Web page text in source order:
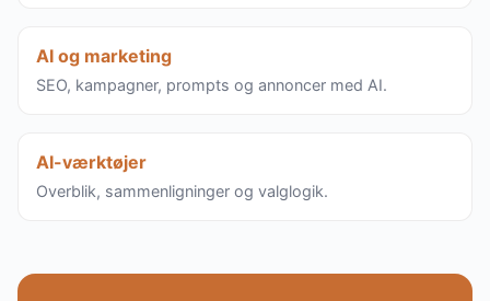
AI og marketing
SEO, kampagner, prompts og annoncer med AI.
AI-værktøjer
Overblik, sammenligninger og valglogik.